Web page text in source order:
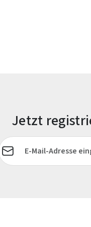
Jetzt
E-Mail-Adresse*